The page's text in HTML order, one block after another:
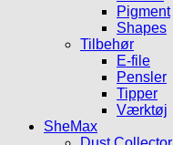
Pigment
Shapes
Tilbehør
E-file
Pensler
Tipper
Værktøj
SheMax